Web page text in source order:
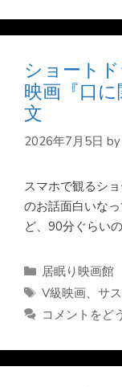
ショート
映画『口
文
2026年7月5日 by
スマホで観るシ
のお話面白いな
ど、90分ぐらい
カ
テ
リ
居眠り映画館
タ
グ
V級映画、 サ
コメントをど